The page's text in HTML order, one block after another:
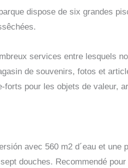
dispose de six grandes
services entre lesquels
de souvenirs, fotos et
pour les objets de valeur,
avec 560 m2 d´eau et une
douches. Recommendé